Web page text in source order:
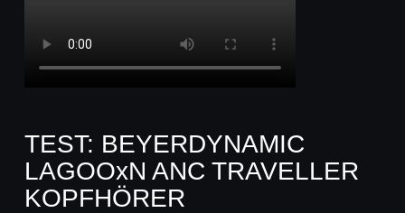
TEST: BEYERDYNAMIC
LAGOOxN ANC TRAVELLER
KOPFHÖRER